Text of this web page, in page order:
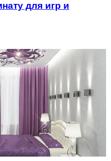
для игр и